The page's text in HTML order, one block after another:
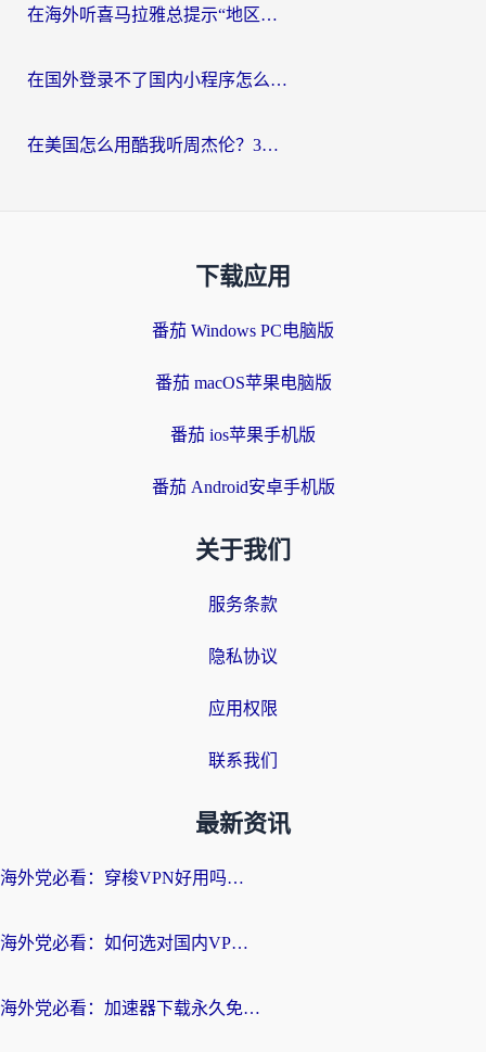
在海外听喜马拉雅总提示“地区限制”？3步轻松解除+听国内音乐全攻略
在国外登录不了国内小程序怎么办？选对回国加速器，轻松解锁国内资源
在美国怎么用酷我听周杰伦？3步搞定海外听歌难题
下载应用
番茄 Windows PC电脑版
番茄 macOS苹果电脑版
番茄 ios苹果手机版
番茄 Android安卓手机版
关于我们
服务条款
隐私协议
应用权限
联系我们
最新资讯
海外党必看：穿梭VPN好用吗？和云帆VPN对比哪个回国效果更好？附真实测评+避坑指南
海外党必看：如何选对国内VPN，实现无缝访问国内资源？
海外党必看：加速器下载永久免费版真的存在吗？教你无缝访问国内资源的正确姿势